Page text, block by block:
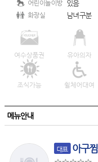
어린이놀이방
있음
화장실 남녀구분
여수상품권 유아의자
조식가능 휠체어대여
메뉴안내
대표 아구찜